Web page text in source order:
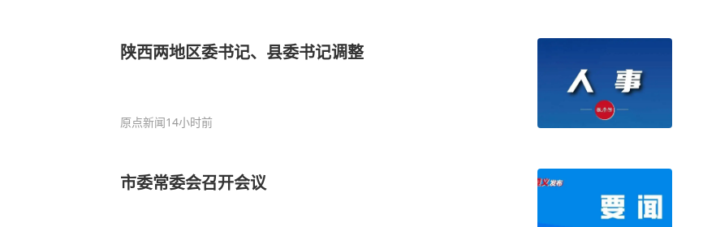
陕西两地区委书记、县委书记调整
原点新闻14小时前
市委常委会召开会议